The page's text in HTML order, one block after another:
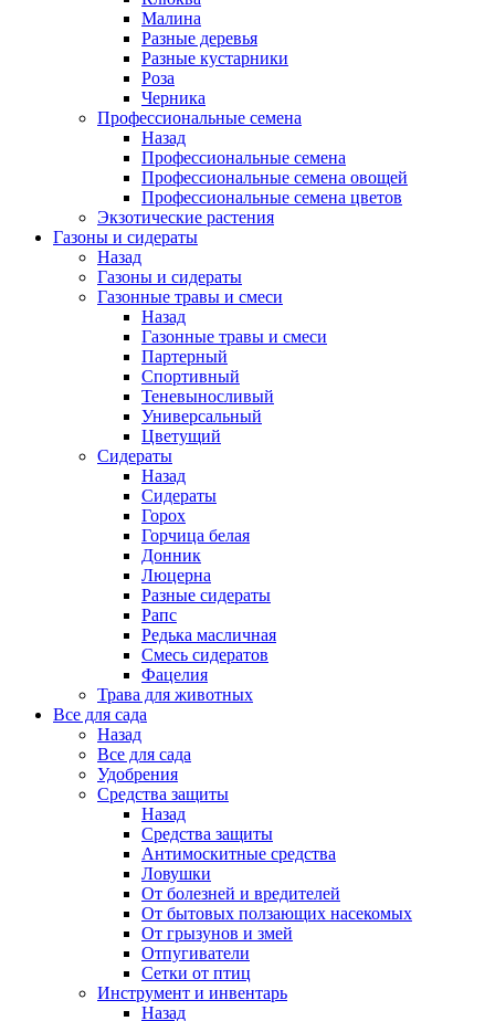
Малина
Разные деревья
Разные кустарники
Роза
Черника
Профессиональные семена
Назад
Профессиональные семена
Профессиональные семена овощей
Профессиональные семена цветов
Экзотические растения
Газоны и сидераты
Назад
Газоны и сидераты
Газонные травы и смеси
Назад
Газонные травы и смеси
Партерный
Спортивный
Теневыносливый
Универсальный
Цветущий
Сидераты
Назад
Сидераты
Горох
Горчица белая
Донник
Люцерна
Разные сидераты
Рапс
Редька масличная
Смесь сидератов
Фацелия
Трава для животных
Все для сада
Назад
Все для сада
Удобрения
Средства защиты
Назад
Средства защиты
Антимоскитные средства
Ловушки
От болезней и вредителей
От бытовых ползающих насекомых
От грызунов и змей
Отпугиватели
Сетки от птиц
Инструмент и инвентарь
Назад